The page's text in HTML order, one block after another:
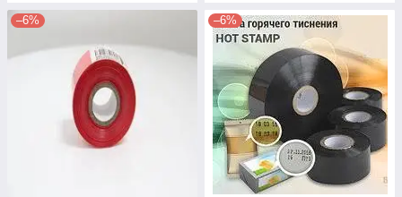
–6% –6%